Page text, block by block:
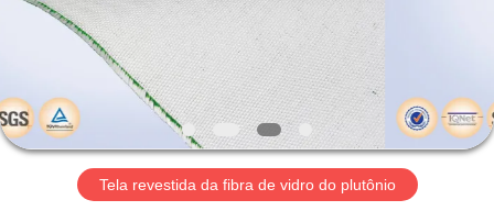
PRODUTOS
SOBRE
NÓS
VISITATela revestida da fibra de vidro do plutônio